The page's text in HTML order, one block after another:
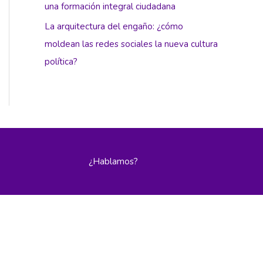
una formación integral ciudadana
La arquitectura del engaño: ¿cómo
moldean las redes sociales la nueva cultura
política?
¿Hablamos?